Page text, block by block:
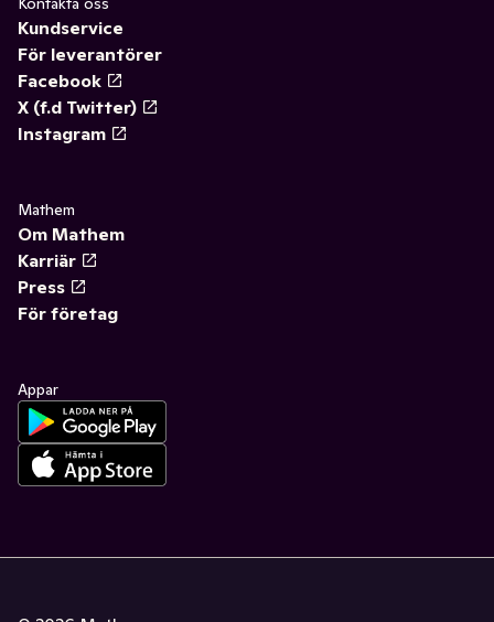
Kundservice
För leverantörer
Facebook
X (f.d Twitter)
Instagram
Mathem
Om Mathem
Karriär
Press
För företag
Appar